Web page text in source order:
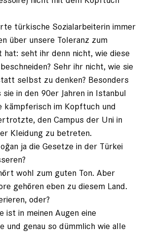
türkische Sozialarbeiterin immer
über unsere Toleranz zum
seht ihr denn nicht, wie diese
Sehr ihr nicht, wie sie
selbst zu denken? Besonders
in den 90er Jahren in Istanbul
kämpferisch im Kopftuch und
den Campus der Uni in
Kleidung zu betreten.
ja die Gesetze in der Türkei
wohl zum guten Ton. Aber
gehören eben zu diesem Land.
oder?
ist in meinen Augen eine
und genau so dümmlich wie alle